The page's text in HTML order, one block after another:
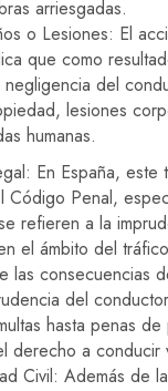
arriesgadas.
o Lesiones: El
que como
negligencia del
lesiones
humanas.
En España,
Código Penal,
refieren a la
el ámbito del
las consecuencias
del
hasta penas
derecho a conducir
Civil: Además de